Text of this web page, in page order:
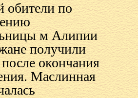
обители по
м Алипии
получили
окончания
Маслинная